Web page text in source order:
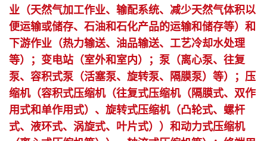
业（天然气加工作业、输配系统、减少天然气体积以
便运输或储存、石油和石化产品的运输和储存等）和
下游作业（热力输送、油品输送、工艺冷却水处理
等）；变电站（室外和室内）；泵（离心泵、往复
泵、容积式泵（活塞泵、旋转泵、隔膜泵）等）；压
缩机（容积式压缩机（往复式压缩机（隔膜式、双作
用式和单作用式）、旋转式压缩机（凸轮式、螺杆
式、液环式、涡旋式、叶片式））和动力式压缩机